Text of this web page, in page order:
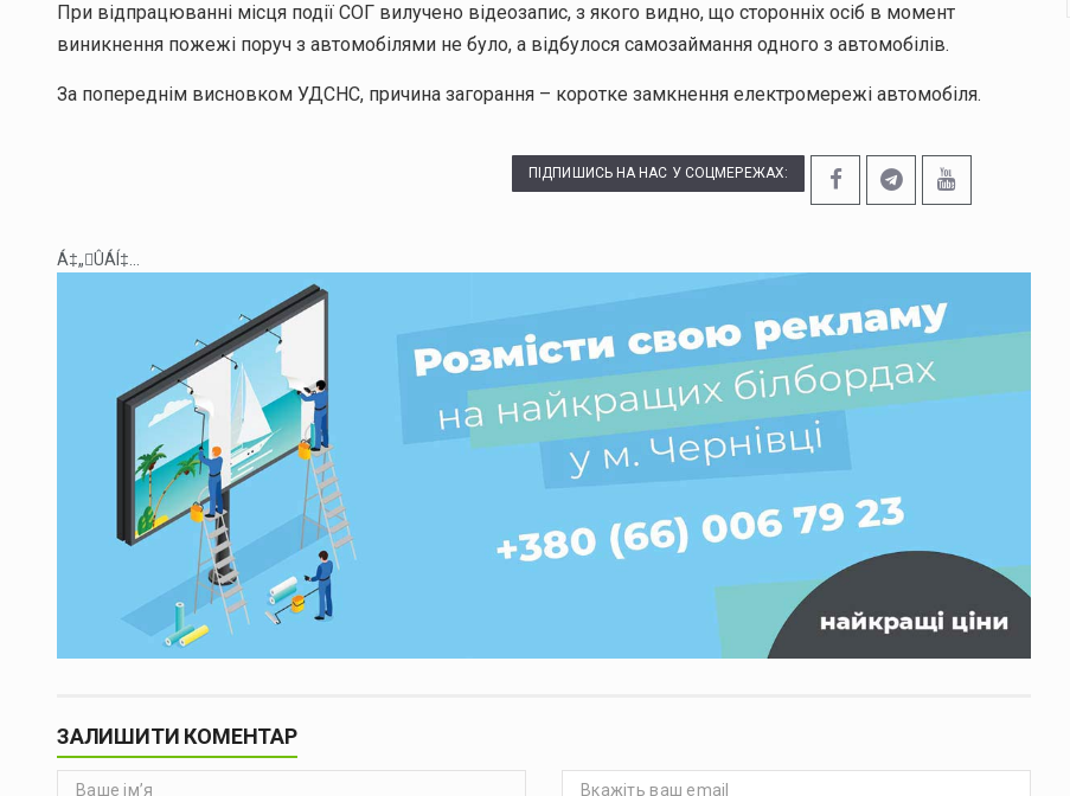
При відпрацюванні місця події СОГ вилучено відеозапис, з якого видно, що сторонніх осіб в момент
виникнення пожежі поруч з автомобілями не було, а відбулося самозаймання одного з автомобілів.
За попереднім висновком УДСНС, причина загорання – коротке замкнення електромережі автомобіля.
ПІДПИШИСЬ НА НАС У СОЦМЕРЕЖАХ:
Á‡„ÛÁÍ‡...
ЗАЛИШИТИ КОМЕНТАР